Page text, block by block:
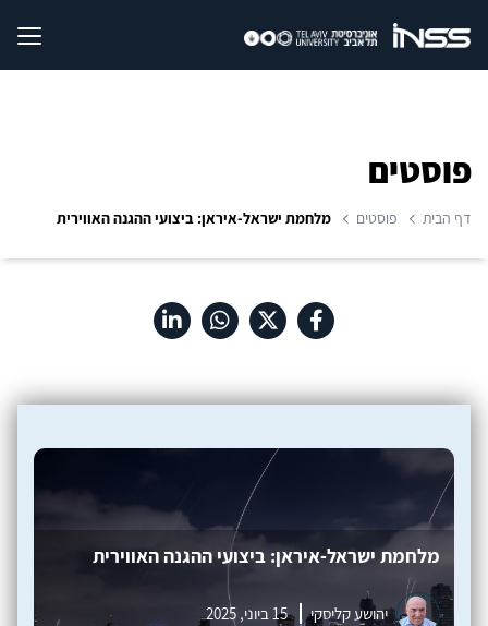
פוסטים
דף הבית פוסטים מלחמת ישראל-איראן: ביצועי ההגנה האווירית
מלחמת ישראל-איראן: ביצועי ההגנה האווירית
יהושע קליסקי 15 ביוני, 2025